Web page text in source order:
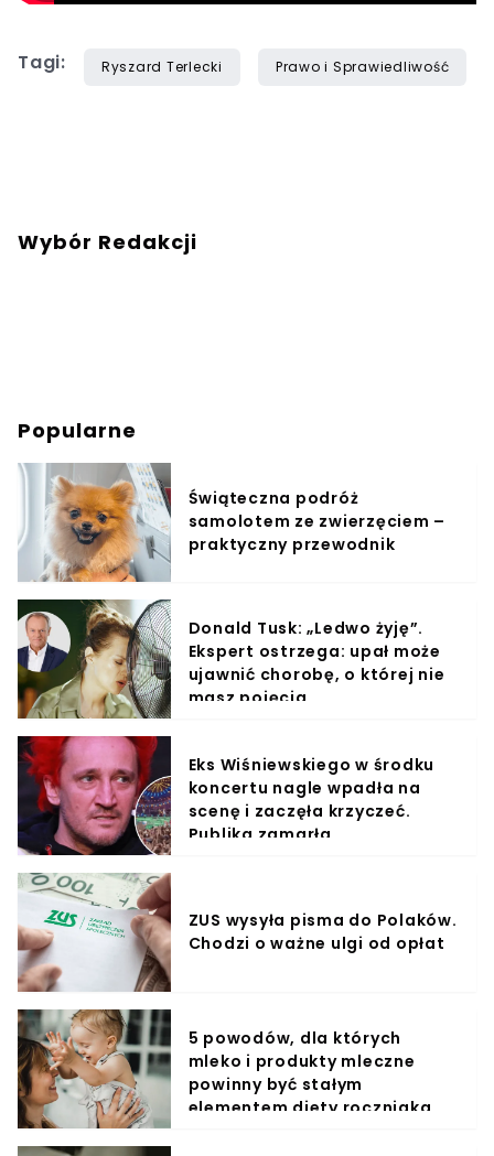
Tagi: Ryszard Terlecki Prawo i Sprawiedliwość
Wybór Redakcji
Popularne
Świąteczna podróż
samolotem ze zwierzęciem –
praktyczny przewodnik
Donald Tusk: „Ledwo żyję”.
Ekspert ostrzega: upał może
ujawnić chorobę, o której nie
masz pojęcia
Eks Wiśniewskiego w środku
koncertu nagle wpadła na
scenę i zaczęła krzyczeć.
Publika zamarła
ZUS wysyła pisma do Polaków.
Chodzi o ważne ulgi od opłat
5 powodów, dla których
mleko i produkty mleczne
powinny być stałym
elementem diety roczniaka